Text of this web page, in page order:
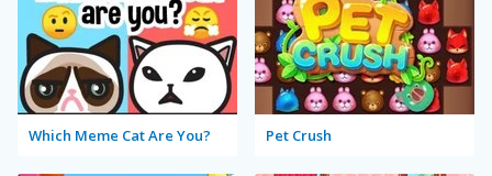
Which Meme Cat Are You? Pet Crush